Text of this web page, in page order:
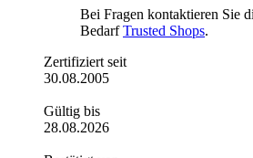
Bei Fragen kontaktieren Sie
BedarfTrusted Shops.
Zertifiziert seit
30.08.2005
Gültig bis
28.08.2026